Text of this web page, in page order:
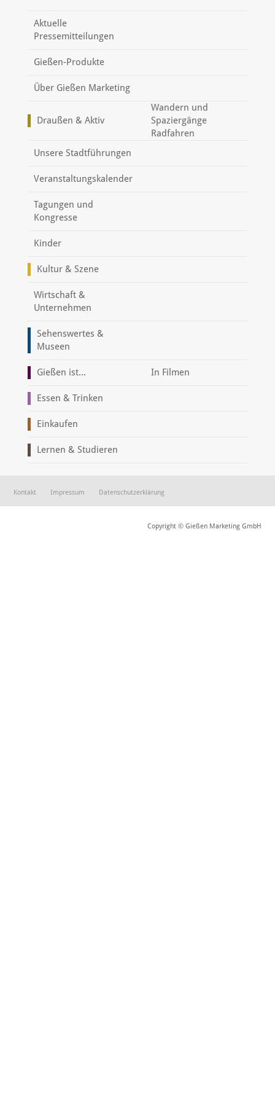
Aktuelle
Pressemitteilungen
Gießen-Produkte
Über Gießen Marketing
Draußen & Aktiv
Wandern und
Spaziergänge
Radfahren
Unsere Stadtführungen
Veranstaltungskalender
Tagungen und
Kongresse
Kinder
Kultur & Szene
Wirtschaft &
Unternehmen
Sehenswertes &
Museen
Gießen ist... In Filmen
Essen & Trinken
Einkaufen
Lernen & Studieren
Kontakt Impressum Datenschutzerklärung
Copyright © Gießen Marketing GmbH